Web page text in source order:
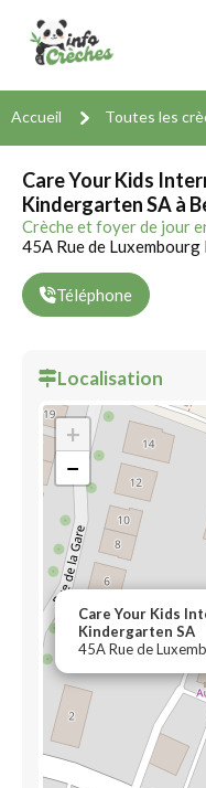
Accueil Toutes les
Care Your Kids
Kindergarten SA à
Crèche et foyer de jour
45A Rue de
Téléphone
Localisation
Care Your Kids
Kindergarten SA
45A Rue de
+
−